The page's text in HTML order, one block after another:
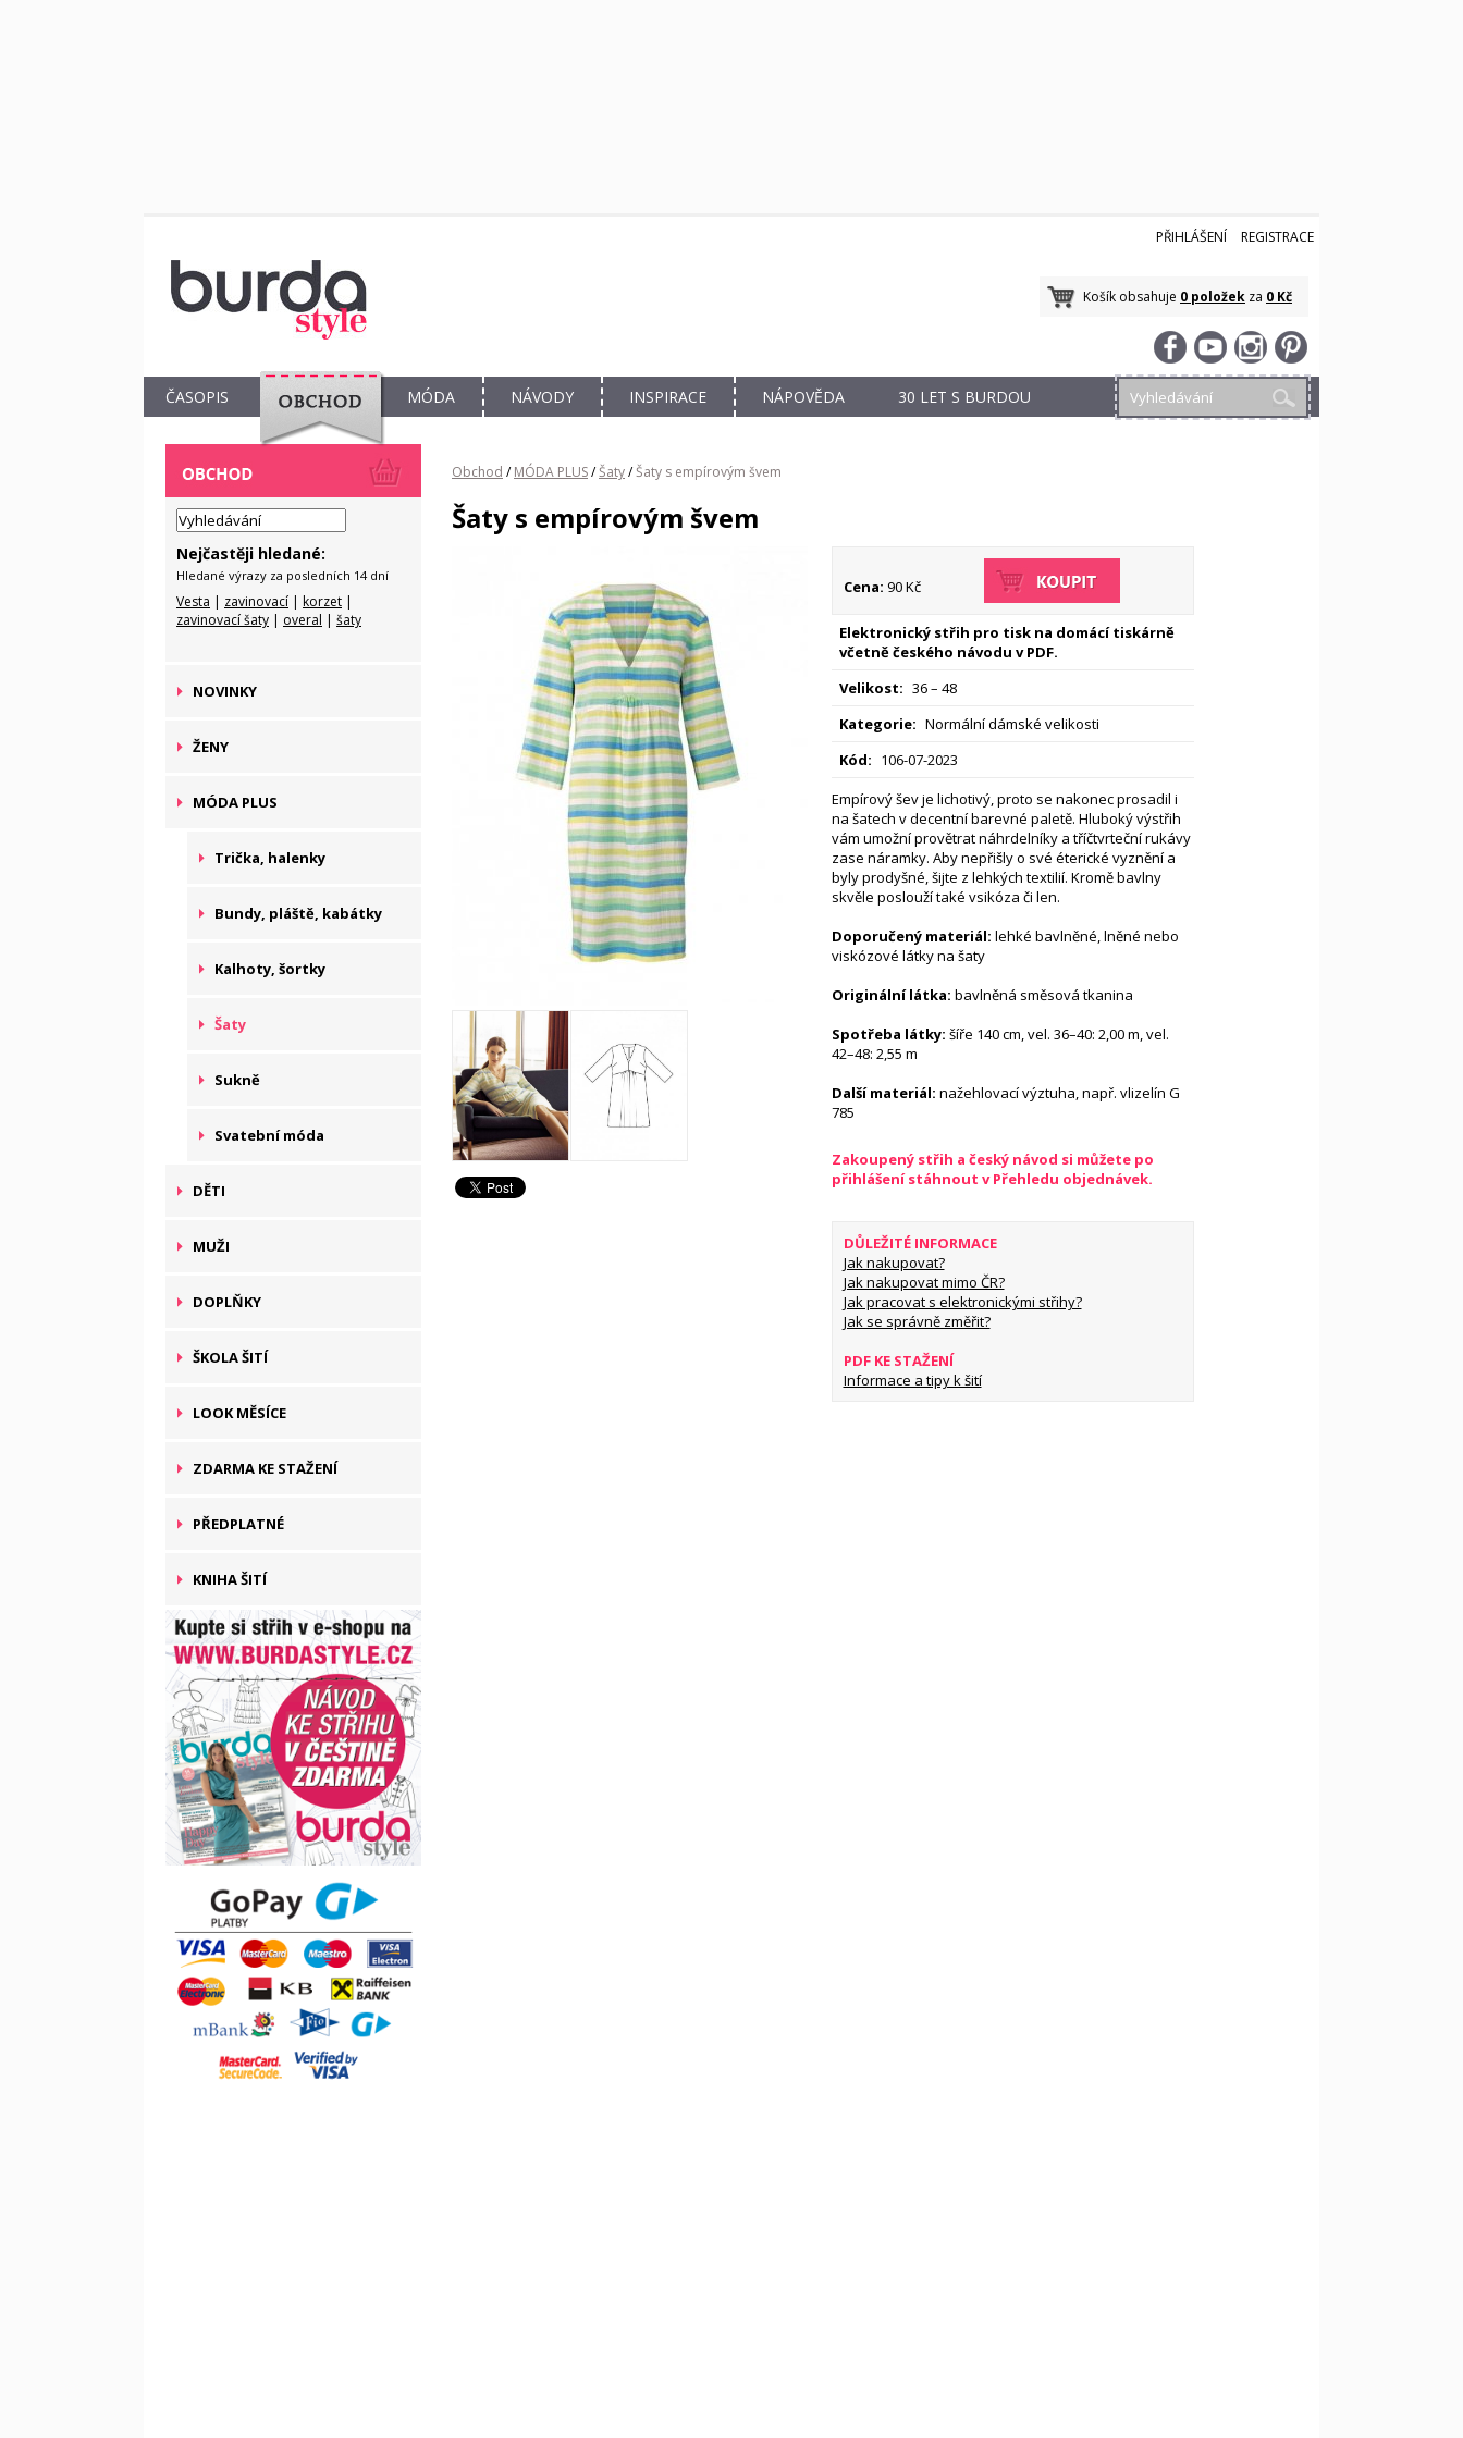
PŘIHLÁŠENÍ REGISTRACE
Košík obsahuje 0 položek za 0 Kč
ČASOPIS
OBCHOD
MÓDA NÁVODY INSPIRACE NÁPOVĚDA 30 LET S BURDOU
Nejčastěji hledané:
Hledané výrazy za posledních 14 dní
Vesta | zavinovací | korzet |
zavinovací šaty | overal | šaty
NOVINKY
ŽENY
MÓDA PLUS
Trička, halenky
Bundy, pláště, kabátky
Kalhoty, šortky
Šaty
Sukně
Svatební móda
DĚTI
MUŽI
DOPLŇKY
ŠKOLA ŠITÍ
LOOK MĚSÍCE
ZDARMA KE STAŽENÍ
PŘEDPLATNÉ
KNIHA ŠITÍ
Obchod / MÓDA PLUS/Šaty/Šaty s empírovým švem
Šaty s empírovým švem
Cena: 90 Kč
Elektronický střih pro tisk na domácí tiskárně
včetně českého návodu v PDF.
Velikost: 36 – 48
Kategorie: Normální dámské velikosti
Kód: 106-07-2023
Empírový šev je lichotivý, proto se nakonec prosadil i
na šatech v decentní barevné paletě. Hluboký výstřih
vám umožní provětrat náhrdelníky a tříčtvrteční rukávy
zase náramky. Aby nepřišly o své éterické vyznění a
byly prodyšné, šijte z lehkých textilií. Kromě bavlny
skvěle poslouží také vsikóza či len.
Doporučený materiál: lehké bavlněné, lněné nebo
viskózové látky na šaty
Originální látka: bavlněná směsová tkanina
Spotřeba látky: šíře 140 cm, vel. 36–40: 2,00 m, vel.
42–48: 2,55 m
Další materiál: nažehlovací výztuha, např. vlizelín G
785
Zakoupený střih a český návod si můžete po
přihlášení stáhnout v Přehledu objednávek.
DŮLEŽITÉ INFORMACE
Jak nakupovat?
Jak nakupovat mimo ČR?
Jak pracovat s elektronickými střihy?
Jak se správně změřit?
PDF KE STAŽENÍ
Informace a tipy k šití